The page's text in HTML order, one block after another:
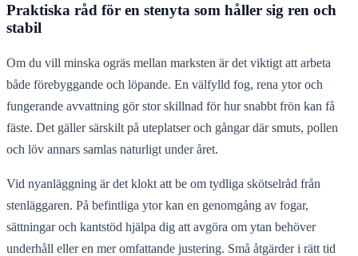
Praktiska råd för en stenyta som håller sig ren och
stabil
Om du vill minska ogräs mellan marksten är det viktigt att arbeta
både förebyggande och löpande. En välfylld fog, rena ytor och
fungerande avvattning gör stor skillnad för hur snabbt frön kan få
fäste. Det gäller särskilt på uteplatser och gångar där smuts, pollen
och löv annars samlas naturligt under året.
Vid nyanläggning är det klokt att be om tydliga skötselråd från
stenläggaren. På befintliga ytor kan en genomgång av fogar,
sättningar och kantstöd hjälpa dig att avgöra om ytan behöver
underhåll eller en mer omfattande justering. Små åtgärder i rätt tid